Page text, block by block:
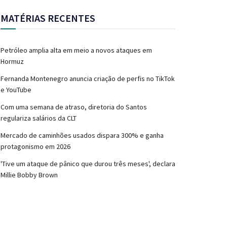
MATÉRIAS RECENTES
Petróleo amplia alta em meio a novos ataques em
Hormuz
Fernanda Montenegro anuncia criação de perfis no TikTok
e YouTube
Com uma semana de atraso, diretoria do Santos
regulariza salários da CLT
Mercado de caminhões usados dispara 300% e ganha
protagonismo em 2026
'Tive um ataque de pânico que durou três meses', declara
Millie Bobby Brown